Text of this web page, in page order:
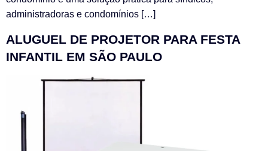
administradoras e condomínios […]
ALUGUEL DE PROJETOR PARA FESTA
INFANTIL EM SÃO PAULO